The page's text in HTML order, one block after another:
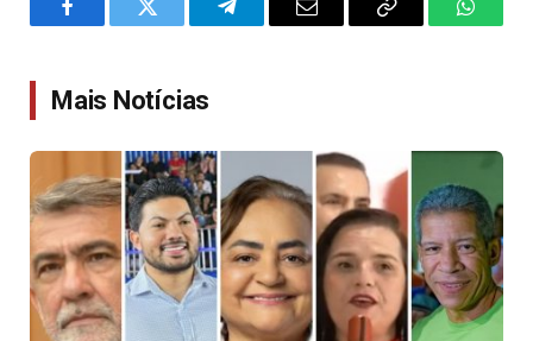
FacebookTwitter TelegramEmail
Copy
Mais Notícias